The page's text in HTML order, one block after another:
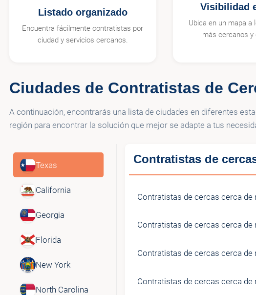
Listado organizado
Encuentra fácilmente contratistas por
ciudad y servicios cercanos.
Visibilidad
Ubica en un mapa a
más cercanos y
Ciudades de Contratistas de
A continuación, encontrarás una lista de ciudades en diferentes
región para encontrar la solución que mejor se adapte a tus
Texas
California
Georgia
Florida
New York
North Carolina
Contratistas de
Contratistas de cercas cerca de
Contratistas de cercas cerca de
Contratistas de cercas cerca de
Contratistas de cercas cerca de